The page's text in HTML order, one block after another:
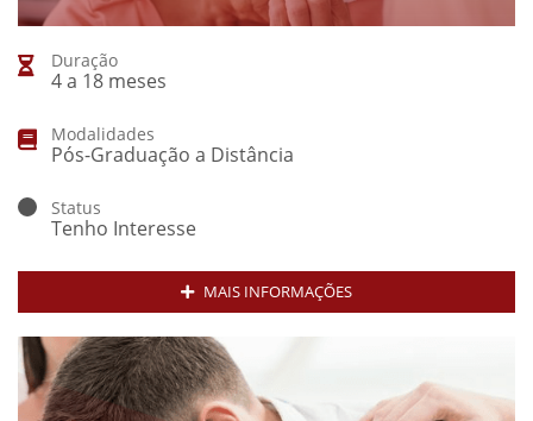
Duração
4 a 18 meses
Modalidades
Pós-Graduação a Distância
Status
Tenho Interesse
MAIS INFORMAÇÕES